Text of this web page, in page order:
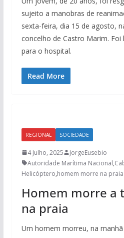
sujeito a manobras de
sexta-feira, dia 15 de agosto,
concelho de Castro Marim.
para o hospital.
Read More
REGIONAL SOCIEDADE
4 Julho, 2025
JorgeEusebio
Autoridade Marítima Nacional,
Helicóptero,homem morre na praia
Homem morre a
na praia
Um homem morreu, na